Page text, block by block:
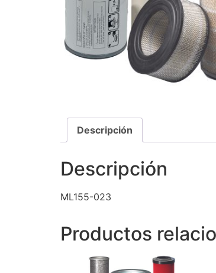
Descripción
Descripción
ML155-023
Productos